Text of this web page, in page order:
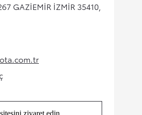
GAZİEMİR İZMİR 35410,
tab)
in new tab)
new tab)
ziyaret edin